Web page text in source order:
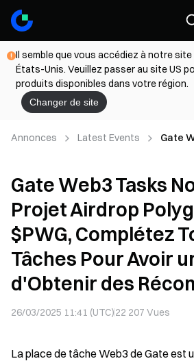
Il semble que vous accédiez à notre
États-Unis. Veuillez passer au site US
produits disponibles dans votre région.
Changer de site
Annonces Latest Events
Gate
Toutes
une
Gate Web3 Tasks
Projet Airdrop
$PWG, Complétez
Tâches Pour Avoir
d'Obtenir des
26/03/2025 11:41 (UTC)22 207 Vues
La place de tâche Web3 de Gate est